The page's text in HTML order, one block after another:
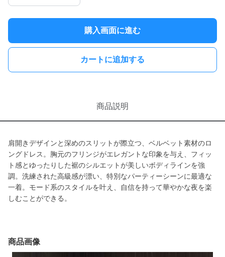
購入画面に進む
カートに追加する
商品説明
肩開きデザインと深めのスリットが際立つ、ベルベット素材のロ
ングドレス。胸元のフリンジがエレガントな印象を与え、フィッ
ト感とゆったりした裾のシルエットが美しいボディラインを強
調。洗練された高級感が漂い、特別なパーティーシーンに最適な
一着。モード系のスタイルを叶え、自信を持って華やかな夜を楽
しむことができる。
商品画像